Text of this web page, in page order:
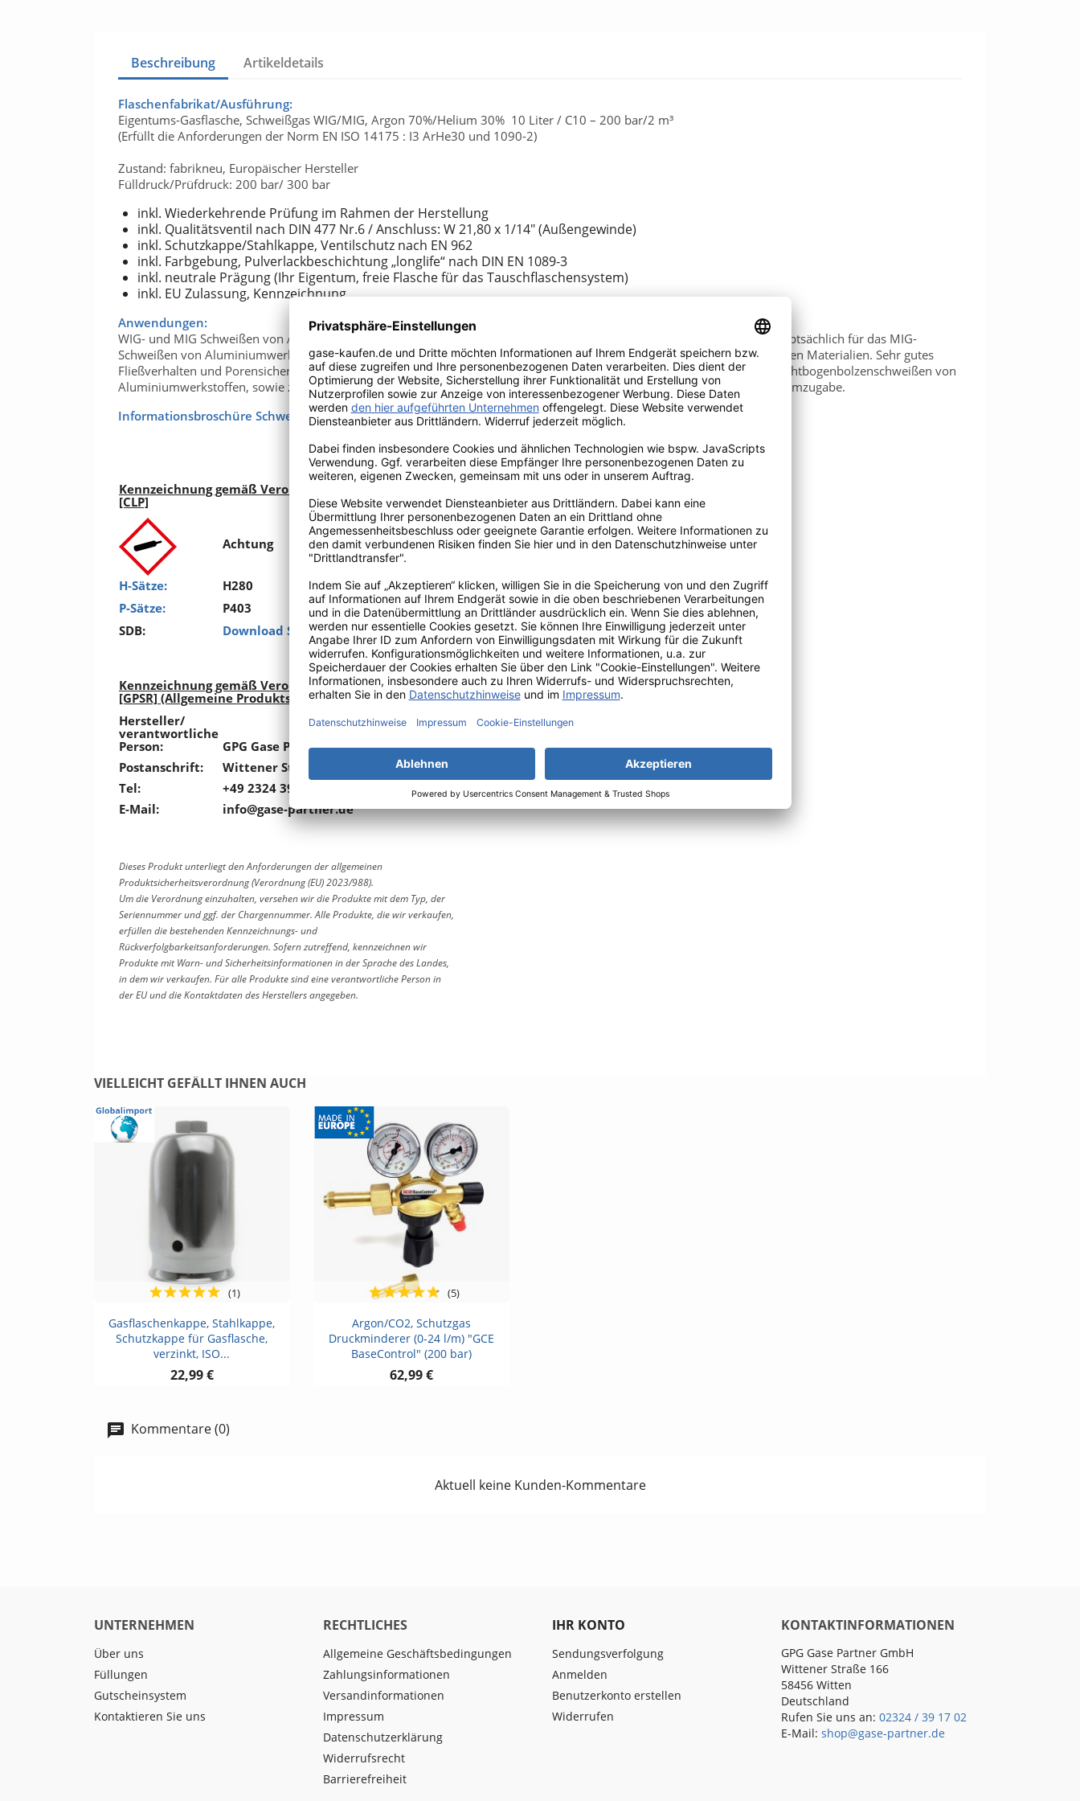
Beschreibung Artikeldetails
Flaschenfabrikat/Ausführung:
Eigentums-Gasflasche, Schweißgas WIG/MIG, Argon 70%/Helium 30% 10 Liter / C10 – 200 bar/2 m³
(Erfüllt die Anforderungen der Norm EN ISO 14175 : I3 ArHe30 und 1090-2)
Zustand: fabrikneu, Europäischer Hersteller
Fülldruck/Prüfdruck: 200 bar/ 300 bar
inkl. Wiederkehrende Prüfung im Rahmen der Herstellung
inkl. Qualitätsventil nach DIN 477 Nr.6 / Anschluss: W 21,80 x 1/14" (Außengewinde)
inkl. Schutzkappe/Stahlkappe, Ventilschutz nach EN 962
inkl. Farbgebung, Pulverlackbeschichtung „longlife“ nach DIN EN 1089-3
inkl. neutrale Prägung (Ihr Eigentum, freie Flasche für das Tauschflaschensystem)
inkl. EU Zulassung, Kennzeichnung
Anwendungen:
WIG- und MIG Schweißen von Aluminium, Kupfer und deren Legierungen. Schutzgas zum Laserschweißen. Schutzgas hauptsächlich für das MIG-
Schweißen von Aluminiumwerkstoffen, sowie für das WIG-Schweißen von Aluminiumwerkstoffen und den meisten anderen Materialien. Sehr gutes
Fließverhalten und Porensicherheit durch Heliumzugabe. Auch geeignet als Zentrumsgas beim Plasmaschweißen, zum Lichtbogenbolzenschweißen von
Aluminiumwerkstoffen, sowie zum MSG-Löten mit CuAl-Löten. Sehr gutes Fließverhalten und Porensicherheit durch Heliumzugabe.
Informationsbroschüre Schweißschutzgase / Anwendungsinformationen
Kennzeichnung gemäß Verordnung (EG) Nr. 1272/2008
[CLP]
Achtung
H-Sätze:
H280
P-Sätze:
P403
SDB:
Download Sicherheitsdatenblatt
Kennzeichnung gemäß Verordnung (EU) 2023/988
[GPSR] (Allgemeine Produktsicherheit)
Hersteller/
verantwortliche
Person:
GPG Gase Partner GmbH
Postanschrift:
Wittener Straße 166, D-58456 Witten
Tel:
+49 2324 39170
E-Mail:
info@gase-partner.de
Dieses Produkt unterliegt den Anforderungen der allgemeinen
Produktsicherheitsverordnung (Verordnung (EU) 2023/988).
Um die Verordnung einzuhalten, versehen wir die Produkte mit dem Typ, der
Seriennummer und ggf. der Chargennummer. Alle Produkte, die wir verkaufen,
erfüllen die bestehenden Kennzeichnungs- und
Rückverfolgbarkeitsanforderungen. Sofern zutreffend, kennzeichnen wir
Produkte mit Warn- und Sicherheitsinformationen in der Sprache des Landes,
in dem wir verkaufen. Für alle Produkte sind eine verantwortliche Person in
der EU und die Kontaktdaten des Herstellers angegeben.
VIELLEICHT GEFÄLLT IHNEN AUCH
Vorschau
Gasflaschenkappe, Stahlkappe,
Schutzkappe für Gasflasche,
verzinkt, ISO...
22,99 €
(1)
Vorschau
Argon/CO2, Schutzgas
Druckminderer (0-24 l/m) "GCE
BaseControl" (200 bar)
62,99 €
(5)
Kommentare (0)
Aktuell keine Kunden-Kommentare
UNTERNEHMEN
Über uns
Füllungen
Gutscheinsystem
Kontaktieren Sie uns
RECHTLICHES
Allgemeine Geschäftsbedingungen
Zahlungsinformationen
Versandinformationen
Impressum
Datenschutzerklärung
Widerrufsrecht
Barrierefreiheit
IHR KONTO
Sendungsverfolgung
Anmelden
Benutzerkonto erstellen
Widerrufen
KONTAKTINFORMATIONEN
GPG Gase Partner GmbH
Wittener Straße 166
58456 Witten
Deutschland
Rufen Sie uns an: 02324 / 39 17 02
E-Mail: shop@gase-partner.de